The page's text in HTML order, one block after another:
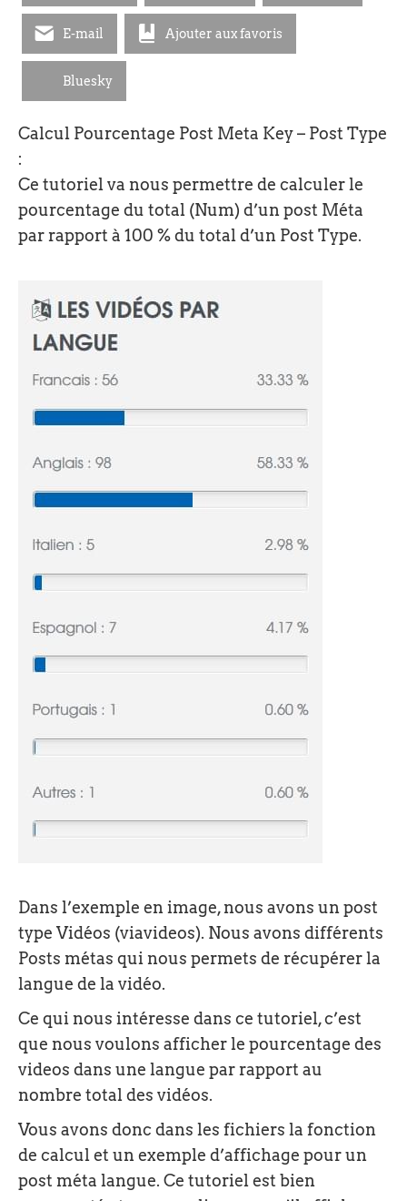
E-mail Ajouter aux favoris
Bluesky
Calcul Pourcentage Post Meta Key – Post Type
:
Ce tutoriel va nous permettre de calculer le
pourcentage du total (Num) d’un post Méta
par rapport à 100 % du total d’un Post Type.
Dans l’exemple en image, nous avons un post
type Vidéos (viavideos). Nous avons différents
Posts métas qui nous permets de récupérer la
langue de la vidéo.
Ce qui nous intéresse dans ce tutoriel, c’est
que nous voulons afficher le pourcentage des
videos dans une langue par rapport au
nombre total des vidéos.
Vous avons donc dans les fichiers la fonction
de calcul et un exemple d’affichage pour un
post méta langue. Ce tutoriel est bien